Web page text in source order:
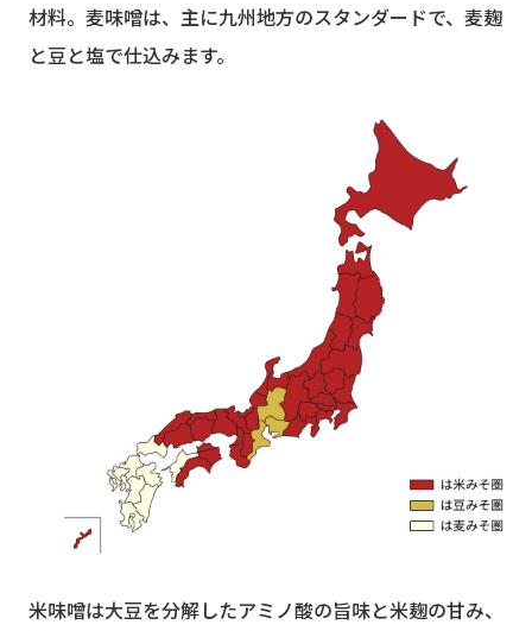
材料。麦味噌は、主に九州地方のスタンダードで、麦麹
と豆と塩で仕込みます。
米味噌は大豆を分解したアミノ酸の旨味と米麹の甘み、